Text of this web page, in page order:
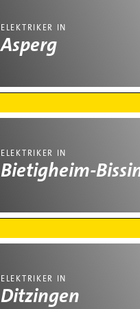
ELEKTRIKER IN
Asperg
ELEKTRIKER IN
Bietigheim-
ELEKTRIKER IN
Ditzingen